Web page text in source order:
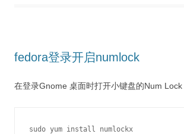
fedora登录开启numlock
在登录Gnome 桌面时打开小键盘的Num Lock
sudo yum install numlockx